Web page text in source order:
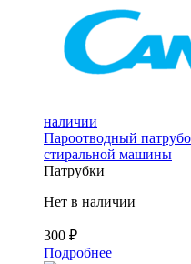
наличии
Пароотводный
стиральной машины
Патрубки
Нет в наличии
300 ₽
Подробнее